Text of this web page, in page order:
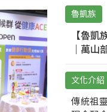
魯凱族
【魯
｜萬山
文化介紹
傳統祖